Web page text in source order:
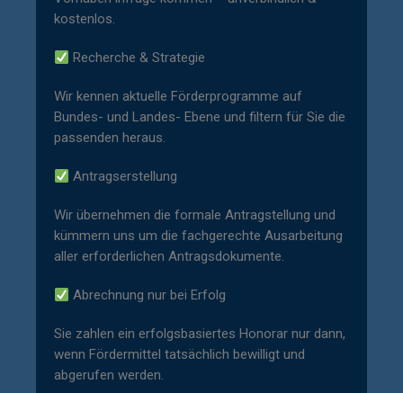
kostenlos.
Recherche & Strategie
Wir kennen aktuelle Förderprogramme auf
Bundes- und Landes- Ebene und filtern für Sie die
passenden heraus.
Antragserstellung
Wir übernehmen die formale Antragstellung und
kümmern uns um die fachgerechte Ausarbeitung
aller erforderlichen Antragsdokumente.
Abrechnung nur bei Erfolg
Sie zahlen ein erfolgsbasiertes Honorar nur dann,
wenn Fördermittel tatsächlich bewilligt und
abgerufen werden.